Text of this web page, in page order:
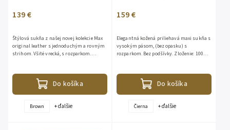
139 €
Do košíka
Štýlová sukňa z našej novej kolekcie Max
original leather s jednoduchým a rovným
strihom. Všité vrecká, s rozparkom.
Brown + ďalšie
159 €
Do košíka
Elegantná kožená priliehavá maxi sukňa s
vysokým pásom, (bez opasku) s
rozparkom. Bez podšívky. Zloženie: 100%
Čierna + ďalšie